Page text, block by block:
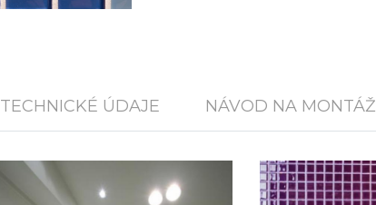
TECHNICKÉ ÚDAJE NÁVOD NA MONTÁŽ